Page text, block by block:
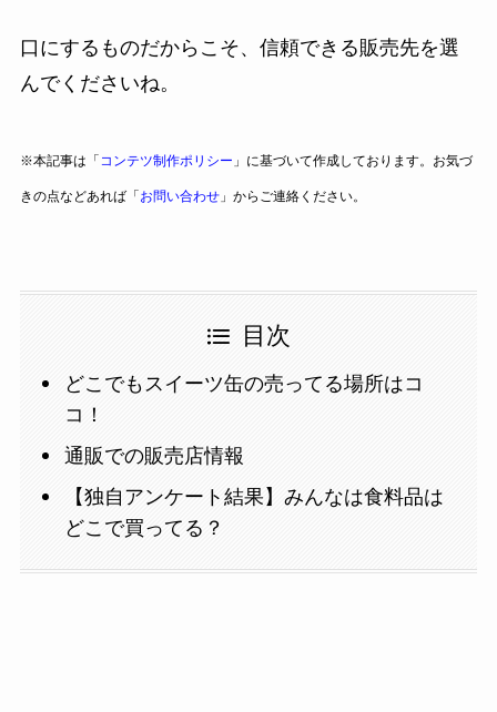
口にするものだからこそ、信頼できる販売先を選
んでくださいね。
※本記事は「 コンテツ制作ポリシー 」に基づいて作成しております。お気づ
きの点などあれば「お問い合わせ」からご連絡ください。
目次
どこでもスイーツ缶の売ってる場所はコ
コ！
通販での販売店情報
【独自アンケート結果】みんなは食料品は
どこで買ってる？